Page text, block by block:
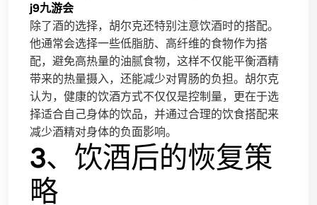
j9九游会
除了酒的选择，胡尔克还特别注意饮酒时的搭配。
他通常会选择一些低脂肪、高纤维的食物作为搭
配，避免高热量的油腻食物，这样不仅能平衡酒精
带来的热量摄入，还能减少对胃肠的负担。胡尔克
认为，健康的饮酒方式不仅仅是控制量，更在于选
择适合自己身体的饮品，并通过合理的饮食搭配来
减少酒精对身体的负面影响。
3、饮酒后的恢复策
略